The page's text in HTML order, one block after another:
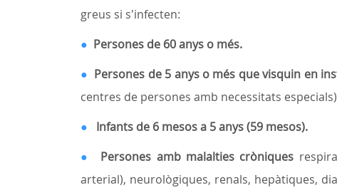
greus si s'infecten:
● Persones de 60 anys o més.
● Persones de 5 anys o més que visquin en
centres de persones amb necessitats
● Infants de 6 mesos a 5 anys(59 mesos).
● Persones amb malalties cròniques
arterial), neurològiques, renals, hepàtiques,